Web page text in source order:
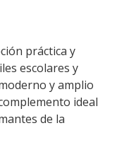
práctica y
escolares y
y amplio
ideal
de la